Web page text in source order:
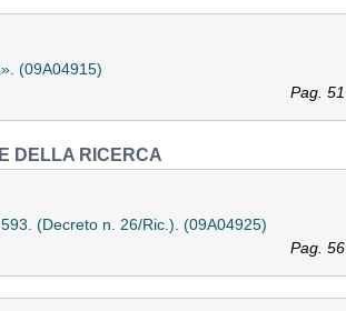
(09A04915)
Pag. 51
DELLA RICERCA
(Decreto n. 26/Ric.). (09A04925)
Pag. 56